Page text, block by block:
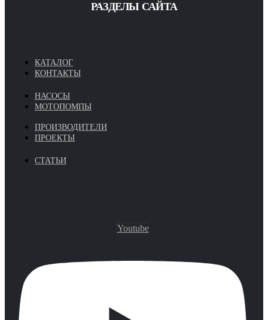
РАЗДЕЛЫ САЙТА
КАТАЛОГ
КОНТАКТЫ
НАСОСЫ
МОТОПОМПЫ
ПРОИЗВОДИТЕЛИ
ПРОЕКТЫ
СТАТЬИ
Youtube